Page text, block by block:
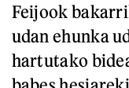
Feijook
udan ehunka
hartutako